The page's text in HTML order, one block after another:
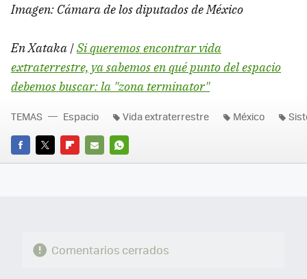
Imagen: Cámara de los diputados de México
En Xataka |Si queremos encontrar vida
extraterrestre, ya sabemos en qué punto del espacio
debemos buscar: la "zona terminator"
FACEBOOK
TWITTERFLIPBOARD
E-
WHATSAPP
TEMAS Espacio Vida extraterrestre México
Comentarios cerrados